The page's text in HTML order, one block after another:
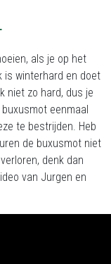
als je op het
is winterhard en doet
niet zo hard, dus je
eenmaal
te bestrijden. Heb
de buxusmot niet
denk dan
van Jurgen en